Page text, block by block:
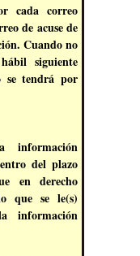
cada correo
de acuse de
Cuando no
siguiente
se tendrá por
información
del plazo
en derecho
que se le(s)
información